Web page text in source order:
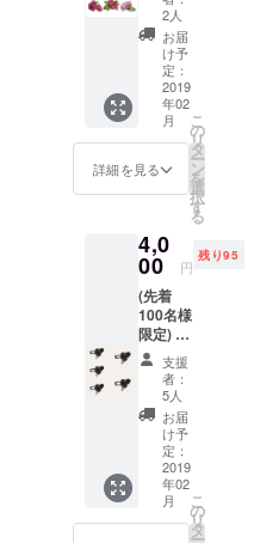
どちら
のセッ
トかを
お選び
下さ
い。 A
セット:
《招き
猫が大
さい》
招き猫
約
6.5cm×
10.0cm
(フェル
ト) バナ
ナ猫 約
5.5cm×
5.5cm(
エンブ
クロス)
それぞ
れ1枚ず
つ 計2
INIUM
COLLA
BORAT
ORS 第
2期から
の参加
アー
ティス
ト 書道
下ろし
書作品
《愛》
と
《麗》
を 上質
で希少
な 国産
尾道帆
布に機
械刺繍
しまし
た。 玳
潤 落款
も刺繍
です。
ナップ
ピアス
FB......1
個付き
大きさ
6cmW×
8cmL×
2cmH
お好き
な色と
を大ま
かにご
指定下
さい。
送料無
料（国
内の
み） 作
家：草
凪沙羅
（短歌
作家 ）
2018年
Japane
se
2人
お届
け予
定：
2019
年02
月
詳細を見る
こ
の
リ
タ
ー
ン
を
選
択
す
る
4,0
00 円
残り95
(先着
100名様
限定) 販
売予定
価格1個
1,200円
（税
別）の
新製品
スナッ
プピア
FB......5
支援
者：
5人
お届
け予
定：
2019
年02
月
こ
の
リ
タ